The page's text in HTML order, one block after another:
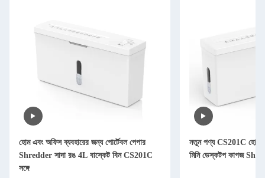
হোম এবং অফিস ব্যবহারের জন্য পোর্টেবল পেপার
Shredder সাদা রঙ 4L বাস্কেট বিন CS201C
সঙ্গে
নতুন পণ্য CS201C
মিনি ডেস্কটপ কাগজ